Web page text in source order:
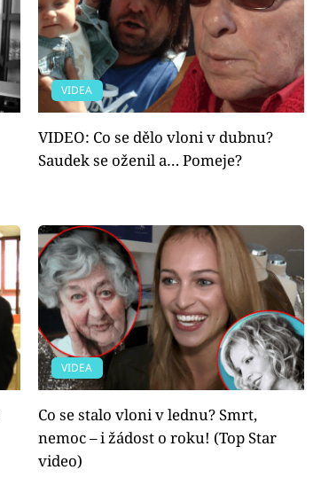
VIDEA
VIDEO: Co se dělo vloni v dubnu?
Saudek se oženil a… Pomeje?
VIDEA
Co se stalo vloni v lednu? Smrt,
nemoc – i žádost o roku! (Top Star
video)